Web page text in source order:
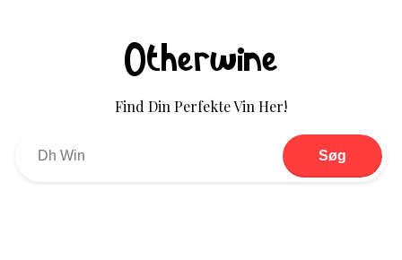
Otherwine
Find Din Perfekte Vin Her!
Søg